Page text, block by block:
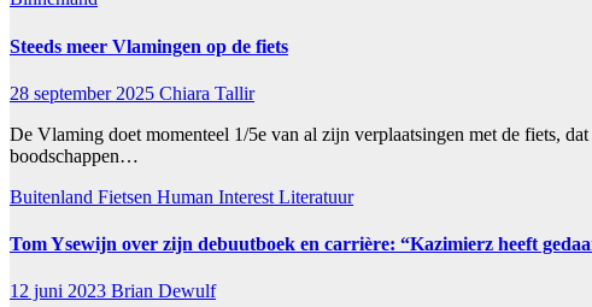
Steeds meer Vlamingen op de fiets
28 september 2025 Chiara Tallir
De Vlaming doet momenteel 1/5e van al zijn verplaatsingen met de fiets,
boodschappen…
Buitenland Fietsen Human Interest Literatuur
Tom Ysewijn over zijn debuutboek en carrière: “Kazimierz heeft
12 juni 2023 Brian Dewulf